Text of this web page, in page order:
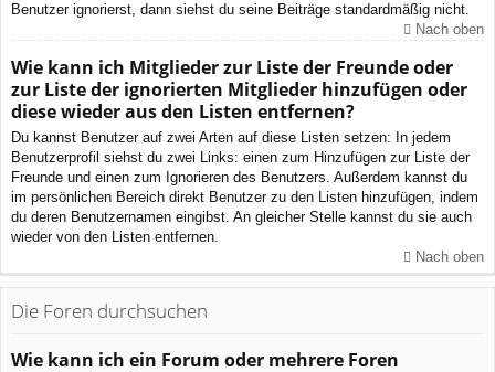
Benutzer ignorierst, dann siehst du seine Beiträge standardmäßig nicht.
Nach oben
Wie kann ich Mitglieder zur Liste der Freunde oder
zur Liste der ignorierten Mitglieder hinzufügen oder
diese wieder aus den Listen entfernen?
Du kannst Benutzer auf zwei Arten auf diese Listen setzen: In jedem
Benutzerprofil siehst du zwei Links: einen zum Hinzufügen zur Liste der
Freunde und einen zum Ignorieren des Benutzers. Außerdem kannst du
im persönlichen Bereich direkt Benutzer zu den Listen hinzufügen, indem
du deren Benutzernamen eingibst. An gleicher Stelle kannst du sie auch
wieder von den Listen entfernen.
Nach oben
Die Foren durchsuchen
Wie kann ich ein Forum oder mehrere Foren